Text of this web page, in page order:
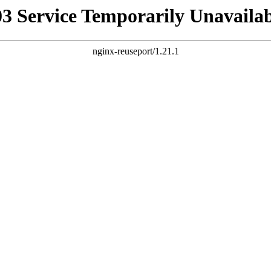
Service Temporarily
nginx-reuseport/1.21.1